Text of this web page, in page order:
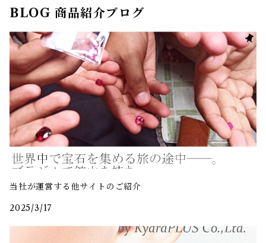
BLOG 商品紹介ブログ
当社が運営する他サイトのご紹介
2025/3/17